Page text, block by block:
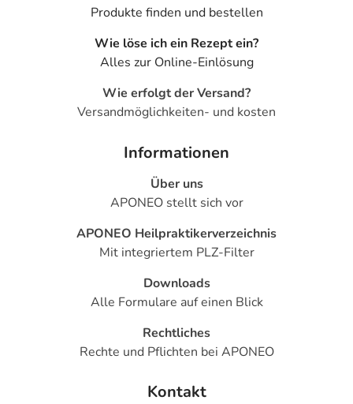
Produkte finden und bestellen
Wie löse ich ein Rezept ein?
Alles zur Online-Einlösung
Wie erfolgt der Versand?
Versandmöglichkeiten- und kosten
Informationen
Über uns
APONEO stellt sich vor
APONEO Heilpraktikerverzeichnis
Mit integriertem PLZ-Filter
Downloads
Alle Formulare auf einen Blick
Rechtliches
Rechte und Pflichten bei APONEO
Kontakt